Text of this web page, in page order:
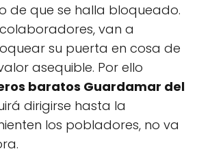
de que se halla bloqueado.
van a
su puerta en cosa de
asequible. Por ello
baratos Guardamar del
dirigirse hasta la
los pobladores, no va